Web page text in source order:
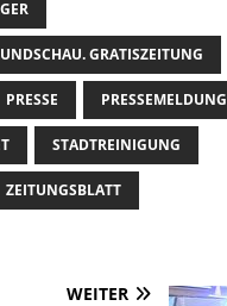
GRATISZEITUNG
PRESSE PRESSEMELDUNG
STADTREINIGUNG
ZEITUNGSBLATT
WEITER